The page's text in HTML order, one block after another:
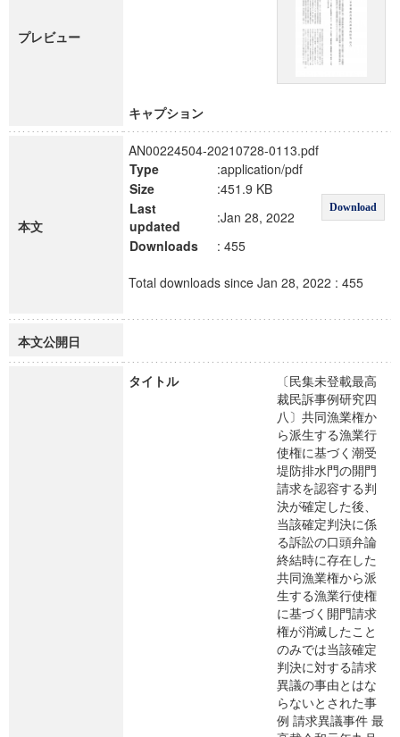
プレビュー
キャプション
本文
AN00224504-20210728-0113.pdf
Type
:application/pdf
Download
Size
:451.9 KB
Last
updated
:Jan 28, 2022
Downloads
: 455
Total downloads since Jan 28, 2022 : 455
本文公開日
タイトル
〔民集未登載最高
裁民訴事例研究四
八〕共同漁業権か
ら派生する漁業行
使権に基づく潮受
堤防排水門の開門
請求を認容する判
決が確定した後、
当該確定判決に係
る訴訟の口頭弁論
終結時に存在した
共同漁業権から派
生する漁業行使権
に基づく開門請求
権が消滅したこと
のみでは当該確定
判決に対する請求
異議の事由とはな
らないとされた事
例 請求異議事件 最